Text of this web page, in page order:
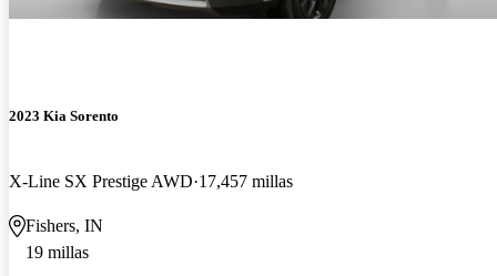
2023 Kia Sorento
X-Line SX Prestige AWD 17,457 millas
Fishers, IN
19 millas